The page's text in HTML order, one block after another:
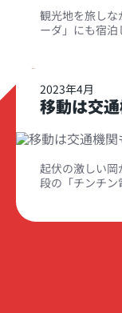
観光地を旅し
ーダ」にも宿泊
2023年4月
移動は交通
起伏の激しい
段の「チンチン